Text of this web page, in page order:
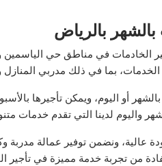
بالرياض
في مناطق حي الياسمين
بما في ذلك مدربي المنازل
بالشهر أو اليوم، ويمكن تأجيرها
واليوم لدينا التي تقدم خدمات
عالية، ونضمن توفير عمالة مدربة
من تجربة خدمة مميزة في تأجير